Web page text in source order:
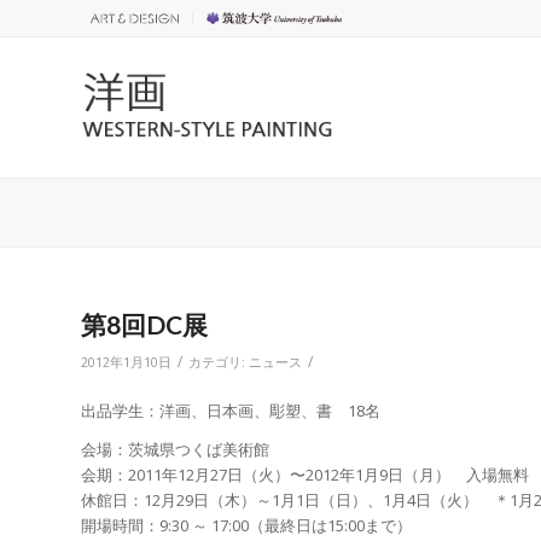
第8回DC展
2012年1月10日 / カテゴリ: ニュース /
出品学生：洋画、日本画、彫塑、書 18名
会場：茨城県つくば美術館
会期：2011年12月27日（火）〜2012年1月9日（月） 入場無料
休館日：12月29日（木）～1月1日（日）、1月4日（火） ＊1月
開場時間：9:30 ～ 17:00（最終日は15:00まで）